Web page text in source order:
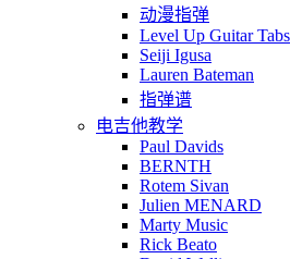
动漫指弹
Level Up Guitar Tabs
Seiji Igusa
Lauren Bateman
指弹谱
电吉他教学
Paul Davids
BERNTH
Rotem Sivan
Julien MENARD
Marty Music
Rick Beato